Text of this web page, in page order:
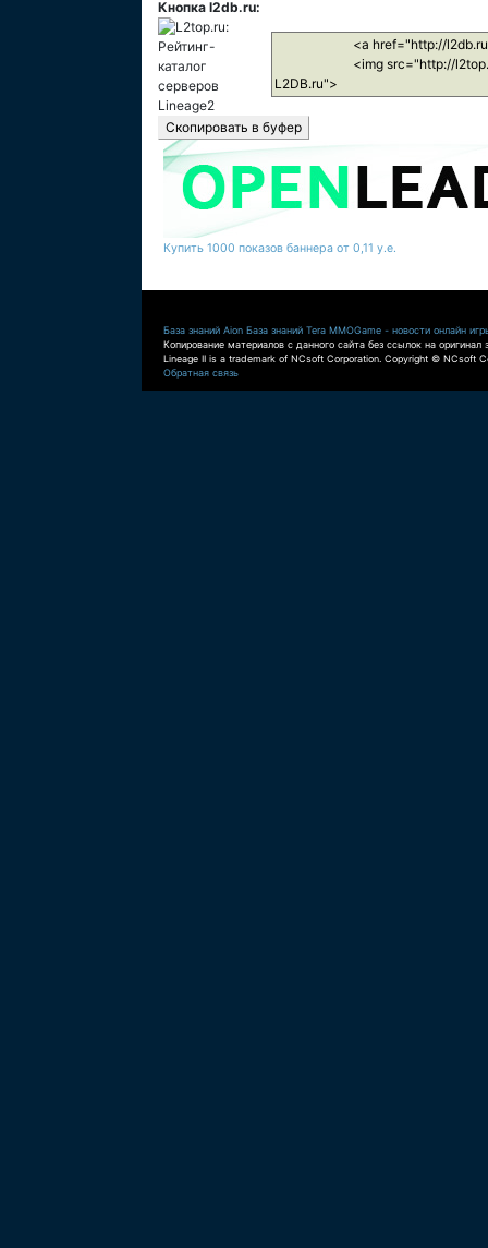
Кнопка l2db.ru:
Купить 1000 показов баннера от 0,11 у.е.
База знаний Aion База знаний Tera MMOGame - новости онлайн
Копирование материалов с данного сайта без ссылок на оригинал
Lineage II is a trademark of NCsoft Corporation. Copyright © NCsoft
Обратная связь